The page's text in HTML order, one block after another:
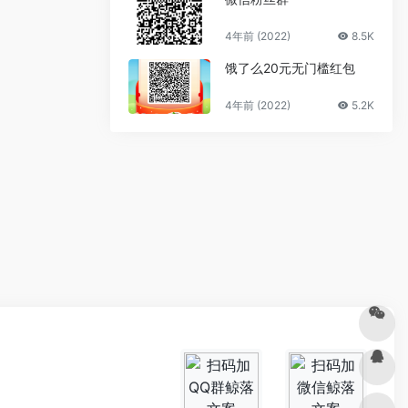
4年前 (2022) 8.5K
饿了么20元无门槛红包
4年前 (2022) 5.2K